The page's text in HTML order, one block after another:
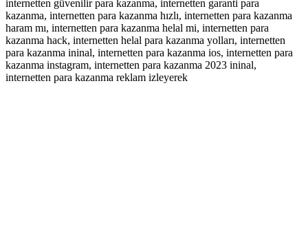
internetten güvenilir para kazanma, internetten garanti para
kazanma, internetten para kazanma hızlı, internetten para kazanma
haram mı, internetten para kazanma helal mi, internetten para
kazanma hack, internetten helal para kazanma yolları, internetten
para kazanma ininal, internetten para kazanma ios, internetten para
kazanma instagram, internetten para kazanma 2023 ininal,
internetten para kazanma reklam izleyerek